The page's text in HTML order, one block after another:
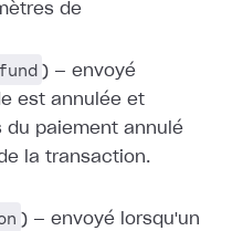
de
) — envoyé
est annulée et
du paiement annulé
la transaction.
) — envoyé lorsqu'un